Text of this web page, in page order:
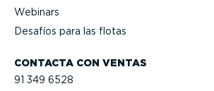
CONTACTA CON VENTAS
91 349 6528
Webinars
Desafíos para las flotas